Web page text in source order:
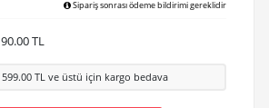
Sipariş sonrası ödeme bildirimi gereklidir
90.00TL
599.00TL ve üstü için kargo bedava